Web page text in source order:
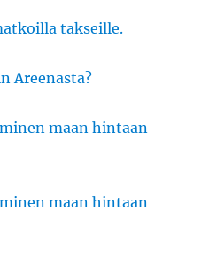
takseille.
Areenasta?
maan hintaan
maan hintaan